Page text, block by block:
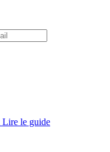
Lire le guide